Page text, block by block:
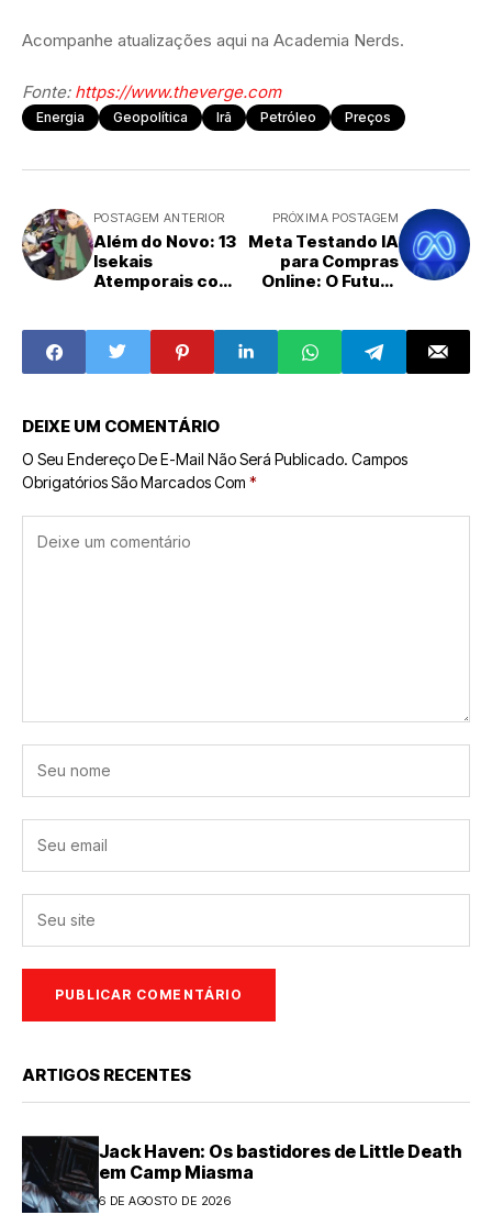
Acompanhe atualizações aqui na Academia Nerds.
Fonte: https://www.theverge.com
Energia Geopolítica Irã Petróleo Preços
POSTAGEM ANTERIOR
Além do Novo: 13
Isekais
Atemporais com
Maratona em
2026
PRÓXIMA POSTAGEM
Meta Testando IA
para Compras
Online: O Futuro
DEIXE UM COMENTÁRIO
O Seu Endereço De E-Mail Não Será Publicado. Campos
Obrigatórios São Marcados Com *
ARTIGOS RECENTES
Jack Haven: Os bastidores de Little Death
em Camp Miasma
6 DE AGOSTO DE 2026